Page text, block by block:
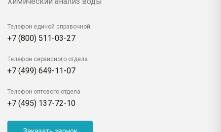
Телефон единой справочной
+7 (800) 511-03-27
Телефон сервисного отдела
+7 (499) 649-11-07
Телефон оптового отдела
+7 (495) 137-72-10